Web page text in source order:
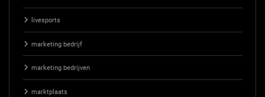
livesports
marketing bedrijf
marketing bedrijven
marktplaats